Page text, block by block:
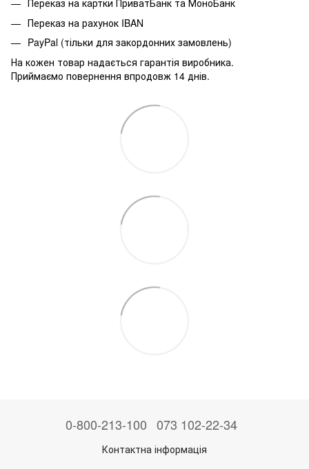
Переказ на картки ПриватБанк та МоноБанк
Переказ на рахунок IBAN
PayPal (тільки для закордонних замовлень)
На кожен товар надається гарантія виробника.
Приймаємо повернення впродовж 14 днів.
0-800-213-100 073 102-22-34
Контактна інформація